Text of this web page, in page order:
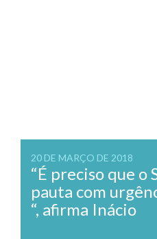
20 DE MARÇO DE 2018
“É preciso que o
pauta com
“, afirma Inácio